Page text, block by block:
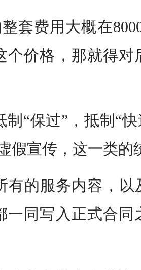
整套费用大概在
个价格，那就得对
制“保过”，抵制“
假宣传，这一类
有的服务内容，
一同写入正式合同